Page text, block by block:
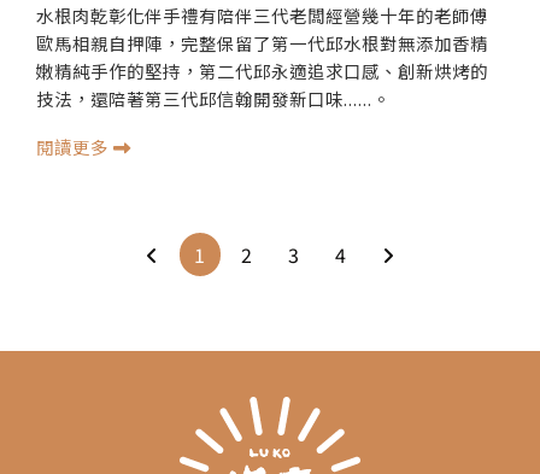
水根肉乾彰化伴手禮有陪伴三代老闆經營幾十年的老師傅
歐馬相親自押陣，完整保留了第一代邱水根對無添加香精
嫩精純手作的堅持，第二代邱永適追求口感、創新烘烤的
技法，還陪著第三代邱信翰開發新口味......。
閱讀更多
1 2 3 4